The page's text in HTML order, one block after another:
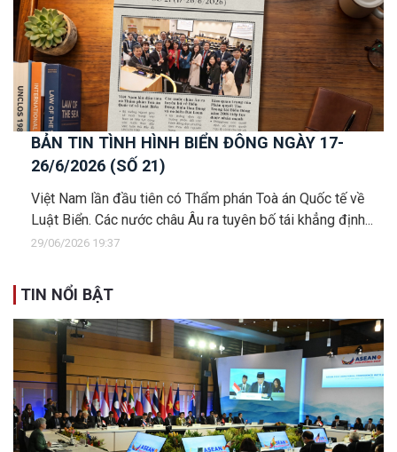
BẢN TIN TÌNH HÌNH BIỂN ĐÔNG NGÀY 17-
26/6/2026 (SỐ 21)
Việt Nam lần đầu tiên có Thẩm phán Toà án Quốc tế về
Luật Biển. Các nước châu Âu ra tuyên bố tái khẳng định...
29/06/2026 19:37
TIN NỔI BẬT